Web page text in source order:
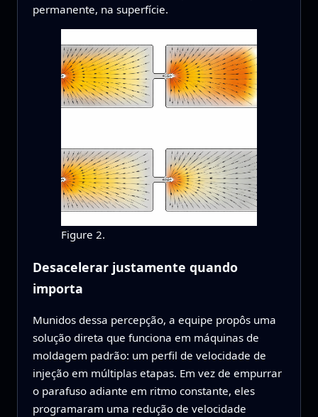
permanente, na superfície.
Figure 2.
Desacelerar justamente quando
importa
Munidos dessa percepção, a equipe propôs uma
solução direta que funciona em máquinas de
moldagem padrão: um perfil de velocidade de
injeção em múltiplas etapas. Em vez de empurrar
o parafuso adiante em ritmo constante, eles
programaram uma redução de velocidade